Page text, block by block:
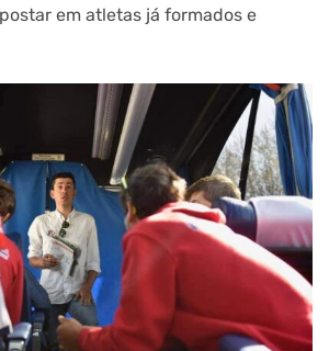
em atletas já formados e